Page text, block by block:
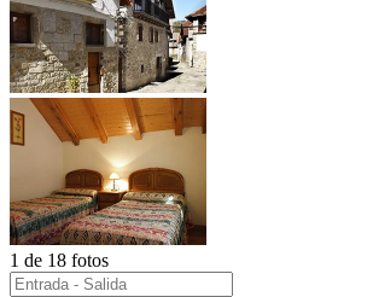
1 de 18 fotos